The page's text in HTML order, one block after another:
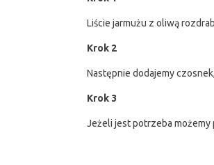
Liście jarmużu z oliwą
Krok 2
Następnie dodajemy
Krok 3
Jeżeli jest potrzeba